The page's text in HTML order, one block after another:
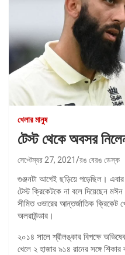
খেলার মানুষ
টেস্ট থেকে অবসর
সেপ্টেম্বর 27, 2021 রঙ বেরঙ ডেস্ক
গুঞ্জনটা আগেই ছড়িয়ে পড়েছিল।
টেস্ট ক্রিকেটকে না বলে দিয়েছেন
সীমিত ওভারের আন্তর্জাতিক ক্রিকেট
অলরাউন্ডার।
২০১৪ সালে শ্রীলঙ্কার বিপক্ষে
খেলে ২ হাজার ৯১৪ রানের সঙ্গে